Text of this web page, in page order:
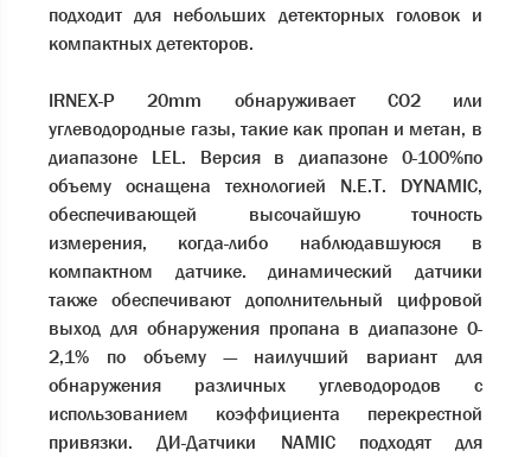
подходит для небольших детекторных головок и
компактных детекторов.
IRNEX-P 20mm обнаруживает CO2 или
углеводородные газы, такие как пропан и метан, в
диапазоне LEL. Версия в диапазоне 0-100%по
объему оснащена технологией N.E.T. DYNAMIC,
обеспечивающей высочайшую точность
измерения, когда-либо наблюдавшуюся в
компактном датчике. динамический датчики
также обеспечивают дополнительный цифровой
выход для обнаружения пропана в диапазоне 0-
2,1% по объему — наилучший вариант для
обнаружения различных углеводородов с
использованием коэффициента перекрестной
привязки. ДИ-Датчики NAMIC подходят для